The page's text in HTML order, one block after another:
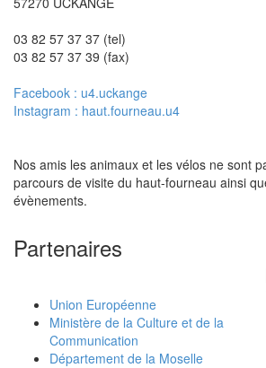
03 82 57 37 37 (tel)
03 82 57 37 39 (fax)
Facebook : u4.uckange
Instagram : haut.fourneau.u4
Nos amis les animaux et les vélos ne sont
parcours de visite du haut-fourneau ainsi
évènements.
Partenaires
Union Européenne
Ministère de la Culture et de la
Communication
Département de la Moselle